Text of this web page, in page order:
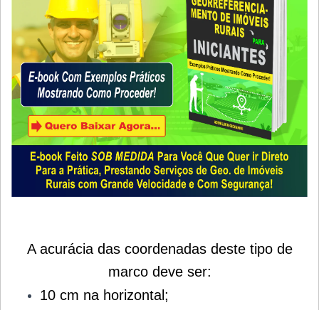
A acurácia das coordenadas deste tipo de
marco deve ser:
10 cm na horizontal;